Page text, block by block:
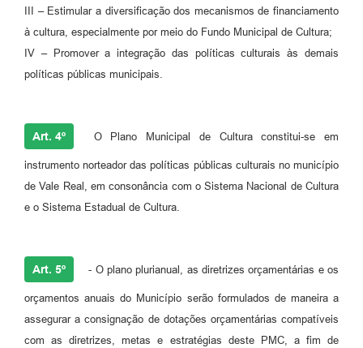
III – Estimular a diversificação dos mecanismos de financiamento
à cultura, especialmente por meio do Fundo Municipal de Cultura;
IV – Promover a integração das políticas culturais às demais
políticas públicas municipais.
Art. 4º O Plano Municipal de Cultura constitui-se em
instrumento norteador das políticas públicas culturais no município
de Vale Real, em consonância com o Sistema Nacional de Cultura
e o Sistema Estadual de Cultura.
Art. 5º - O plano plurianual, as diretrizes orçamentárias e os
orçamentos anuais do Município serão formulados de maneira a
assegurar a consignação de dotações orçamentárias compatíveis
com as diretrizes, metas e estratégias deste PMC, a fim de